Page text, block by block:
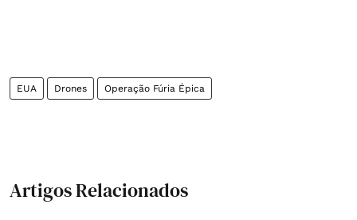
EUA Drones Operação Fúria Épica
Artigos Relacionados